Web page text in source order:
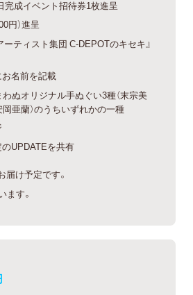
完成イベント招待券1枚進呈
円）進呈
ーティスト集団 C-DEPOTのキセキ』
名前を記載
ぬオリジナル手ぬぐい3種（末宗美
岡亜蘭）のうちいずれかの一種
UPDATEを共有
届け予定です。
ます。